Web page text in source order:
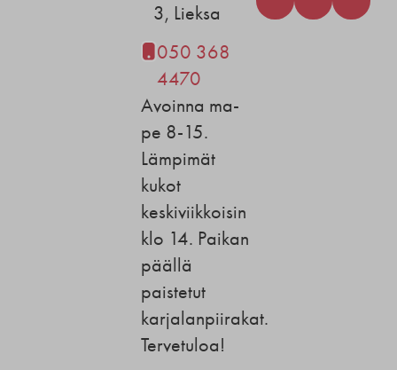
3, Lieksa
050 368
4470
Avoinna ma-
pe 8-15.
Lämpimät
kukot
keskiviikkoisin
klo 14. Paikan
päällä
paistetut
karjalanpiirakat.
Tervetuloa!